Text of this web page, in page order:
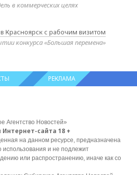
в коммерческих целях
Красноярск с рабочим визитом
конкурса «Большая перемена»
РЕКЛАМА
Агентство Новостей»
Интернет-сайта 18 +
на данном ресурсе, предназначена
использования и не подлежит
или распространению, иначе как со